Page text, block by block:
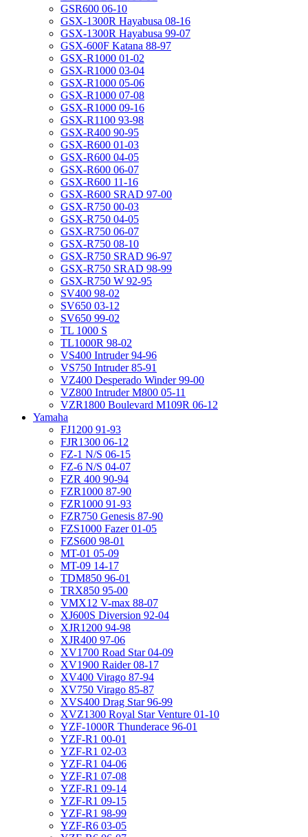
GSR600 06-10
GSX-1300R Hayabusa 08-16
GSX-1300R Hayabusa 99-07
GSX-600F Katana 88-97
GSX-R1000 01-02
GSX-R1000 03-04
GSX-R1000 05-06
GSX-R1000 07-08
GSX-R1000 09-16
GSX-R1100 93-98
GSX-R400 90-95
GSX-R600 01-03
GSX-R600 04-05
GSX-R600 06-07
GSX-R600 11-16
GSX-R600 SRAD 97-00
GSX-R750 00-03
GSX-R750 04-05
GSX-R750 06-07
GSX-R750 08-10
GSX-R750 SRAD 96-97
GSX-R750 SRAD 98-99
GSX-R750 W 92-95
SV400 98-02
SV650 03-12
SV650 99-02
TL 1000 S
TL1000R 98-02
VS400 Intruder 94-96
VS750 Intruder 85-91
VZ400 Desperado Winder 99-00
VZ800 Intruder M800 05-11
VZR1800 Boulevard M109R 06-12
Yamaha
FJ1200 91-93
FJR1300 06-12
FZ-1 N/S 06-15
FZ-6 N/S 04-07
FZR 400 90-94
FZR1000 87-90
FZR1000 91-93
FZR750 Genesis 87-90
FZS1000 Fazer 01-05
FZS600 98-01
MT-01 05-09
MT-09 14-17
TDM850 96-01
TRX850 95-00
VMX12 V-max 88-07
XJ600S Diversion 92-04
XJR1200 94-98
XJR400 97-06
XV1700 Road Star 04-09
XV1900 Raider 08-17
XV400 Virago 87-94
XV750 Virago 85-87
XVS400 Drag Star 96-99
XVZ1300 Royal Star Venture 01-10
YZF-1000R Thunderace 96-01
YZF-R1 00-01
YZF-R1 02-03
YZF-R1 04-06
YZF-R1 07-08
YZF-R1 09-14
YZF-R1 09-15
YZF-R1 98-99
YZF-R6 03-05